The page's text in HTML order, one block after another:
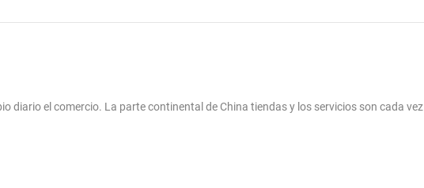
diario el comercio. La parte continental de China tiendas y los servicios son cada vez